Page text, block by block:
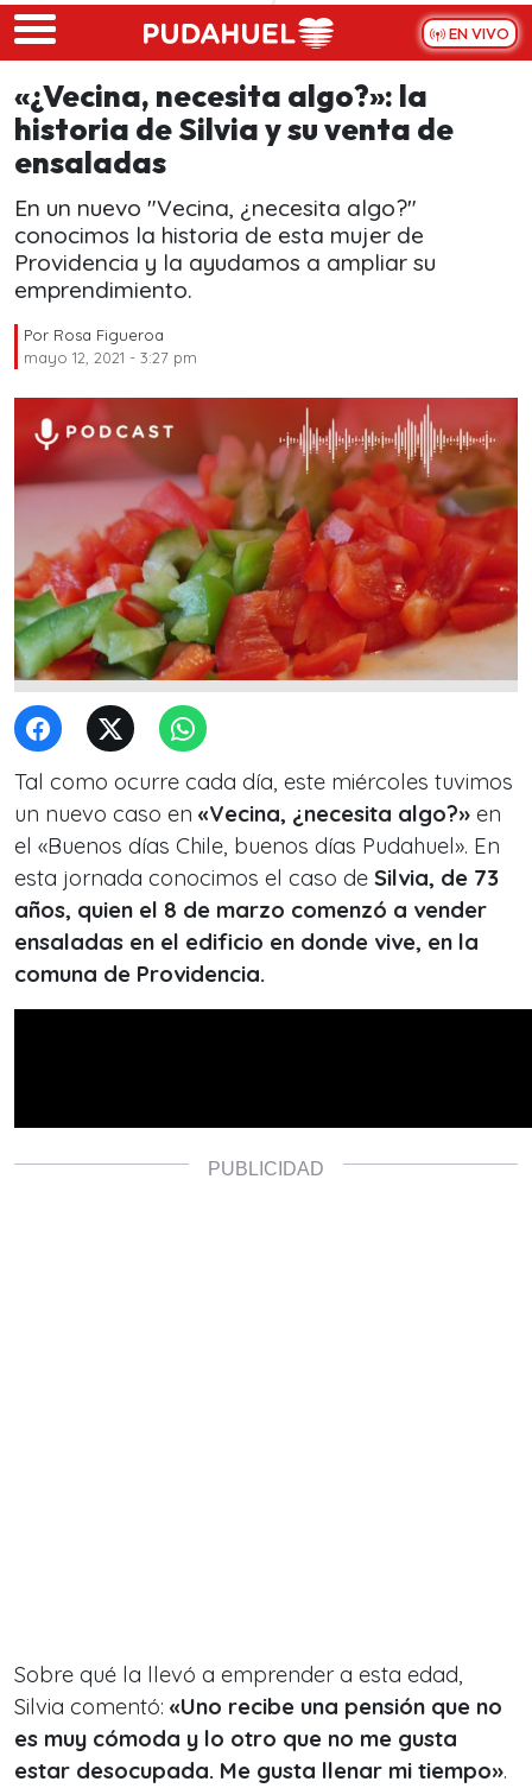
Skip to main content
EN VIVO
«¿Vecina, necesita algo?»: la
historia de Silvia y su venta de
ensaladas
En un nuevo "Vecina, ¿necesita algo?"
conocimos la historia de esta mujer de
Providencia y la ayudamos a ampliar su
emprendimiento.
Por Rosa Figueroa
mayo 12, 2021 - 3:27 pm
Tal como ocurre cada día, este miércoles tuvimos
un nuevo caso en «Vecina, ¿necesita algo?» en
el «Buenos días Chile, buenos días Pudahuel». En
esta jornada conocimos el caso de Silvia, de 73
años, quien el 8 de marzo comenzó a vender
ensaladas en el edificio en donde vive, en la
comuna de Providencia.
Sobre qué la llevó a emprender a esta edad,
Silvia comentó: «Uno recibe una pensión que no
es muy cómoda y lo otro que no me gusta
estar desocupada. Me gusta llenar mi tiempo».